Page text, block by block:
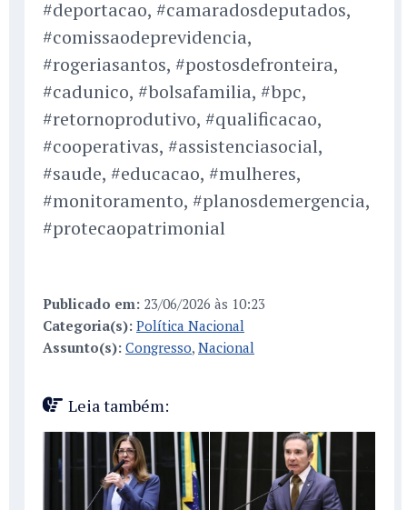
#deportacao, #camaradosdeputados,
#comissaodeprevidencia,
#rogeriasantos, #postosdefronteira,
#cadunico, #bolsafamilia, #bpc,
#retornoprodutivo, #qualificacao,
#cooperativas, #assistenciasocial,
#saude, #educacao, #mulheres,
#monitoramento, #planosdemergencia,
#protecaopatrimonial
Publicado em: 23/06/2026 às 10:23
Categoria(s): Política Nacional
Assunto(s): Congresso, Nacional
Leia também: